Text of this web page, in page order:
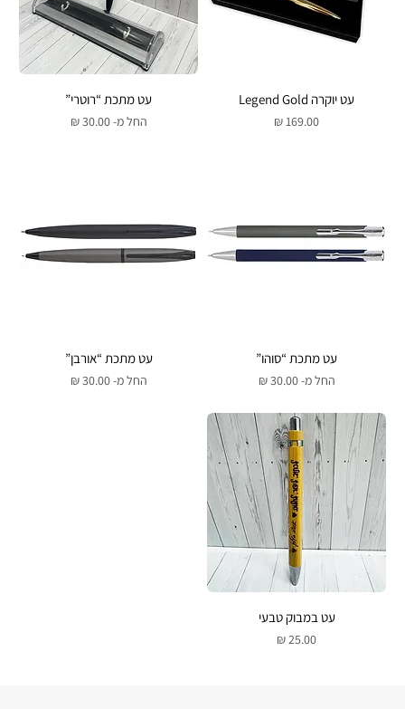
עט יוקרה Legend Gold
מחיר
עט מתכת “רוטרי”
החל מ-
‏30.00 ‏₪
מחיר מבצע
עט מתכת “סוהו”
החל מ-
‏30.00 ‏₪
מחיר מבצע
עט מתכת “אורבן”
החל מ-
‏30.00 ‏₪
מחיר מבצע
עט במבוק טבעי
מחיר